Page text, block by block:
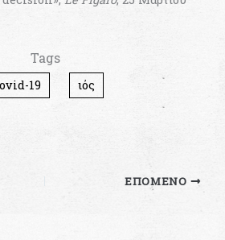
Tags
19 ιός
ΕΠΌΜΕΝΟ